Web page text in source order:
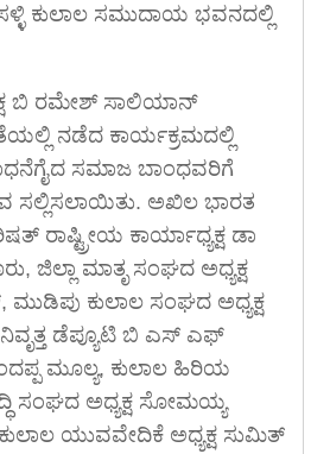
ಕುಲಾಲ ಸಮುದಾಯ ಭವನದಲ್ಲಿ
ಬಿ ರಮೇಶ್ ಸಾಲಿಯಾನ್
ನಡೆದ ಕಾರ್ಯಕ್ರಮದಲ್ಲಿ
ಸಮಾಜ ಬಾಂಧವರಿಗೆ
ಸಲ್ಲಿಸಲಾಯಿತು. ಅಖಿಲ ಭಾರತ
ರಾಷ್ಟ್ರೀಯ ಕಾರ್ಯಾಧ್ಯಕ್ಷ ಡಾ
ಜಿಲ್ಲಾ ಮಾತೃ ಸಂಘದ ಅಧ್ಯಕ್ಷ
ಕುಲಾಲ ಸಂಘದ ಅಧ್ಯಕ್ಷ
ನಿವೃತ್ತ ಡೆಪ್ಯೂಟಿ ಬಿ ಎಸ್ ಎಫ್
ಮೂಲ್ಯ, ಕುಲಾಲ ಹಿರಿಯ
ಸಂಘದ ಅಧ್ಯಕ್ಷ ಸೋಮಯ್ಯ
ಯುವವೇದಿಕೆ ಅಧ್ಯಕ್ಷ ಸುಮಿತ್